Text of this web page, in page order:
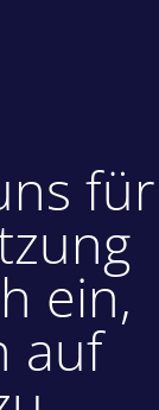
für
ein,
auf